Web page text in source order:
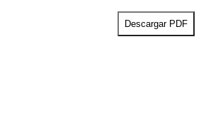
Descargar PDF